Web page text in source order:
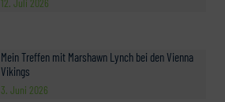
Mein Treffen mit Marshawn Lynch bei den Vienna
Vikings
3. Juni 2026